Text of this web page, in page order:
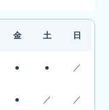
金 土 日
● ● ／
● ／ ／